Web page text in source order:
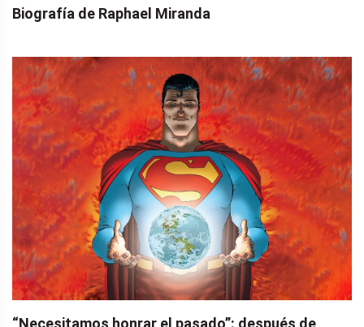
Biografía de Raphael Miranda
“Necesitamos honrar el pasado”: ​​después de